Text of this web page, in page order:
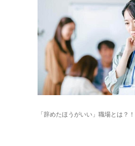
「辞めたほうがいい」職場とは？